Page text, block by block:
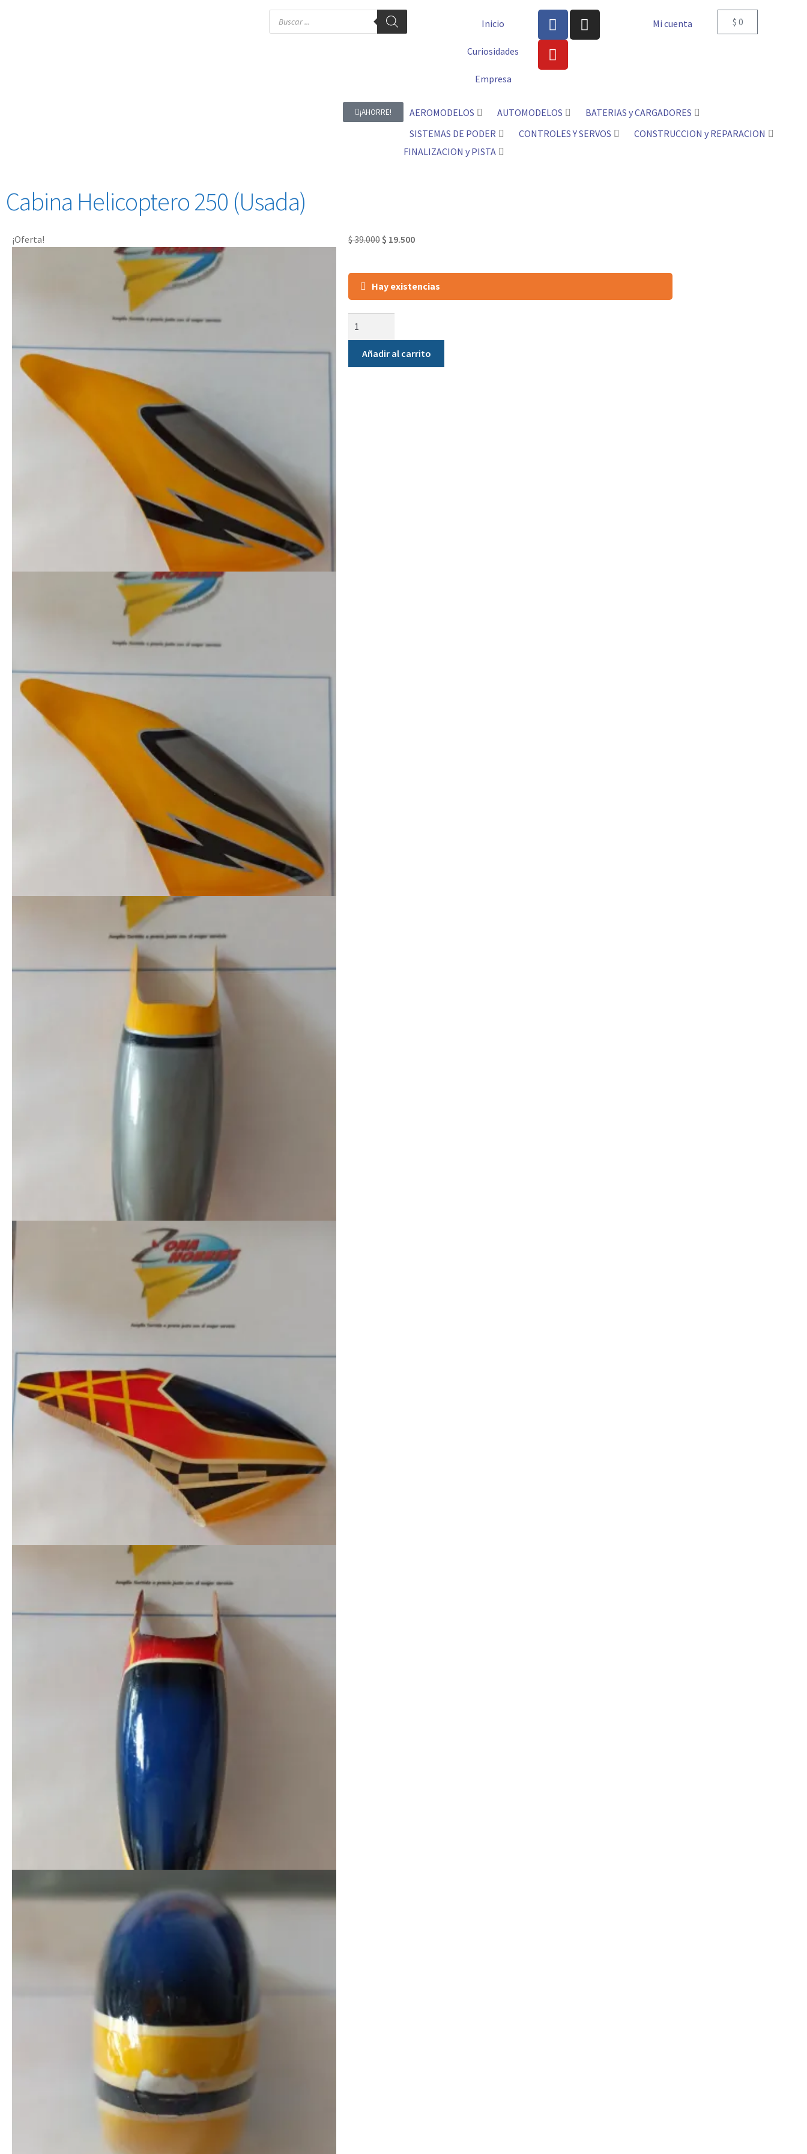
Inicio
Curiosidades
Empresa
Mi cuenta $ 0
¡AHORRE! AEROMODELOS AUTOMODELOS
BATERIAS y CARGADORES
SISTEMAS DE PODER
CONTROLES Y SERVOS
CONSTRUCCION y REPARACION
FINALIZACION y PISTA
Cabina Helicoptero 250 (Usada)
¡Oferta! $39.000 $ 19.500
Hay existencias
Añadir al carrito